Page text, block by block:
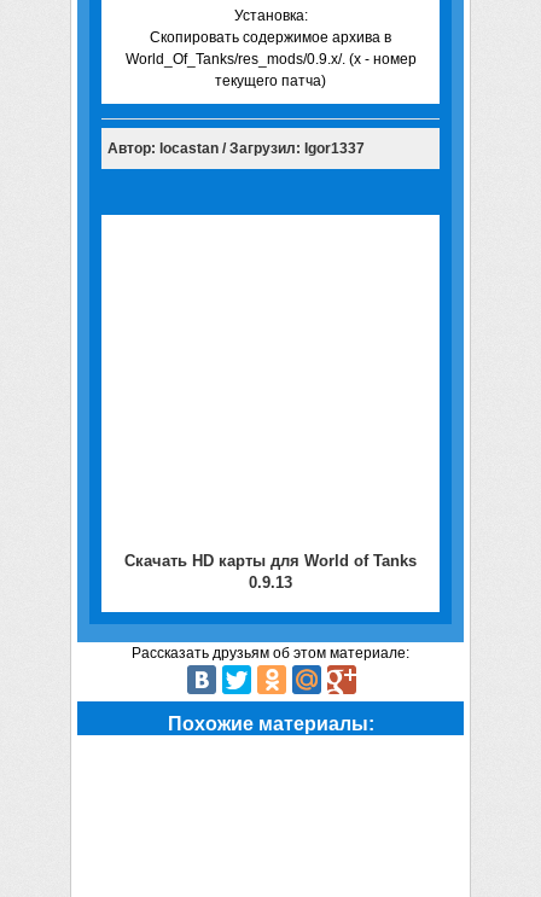
Установка:
Скопировать содержимое архива в
World_Of_Tanks/res_mods/0.9.x/. (x - номер
текущего патча)
Автор: locastan / Загрузил: Igor1337
Скачать HD карты для World of Tanks
0.9.13
Рассказать друзьям об этом материале:
Похожие материалы: